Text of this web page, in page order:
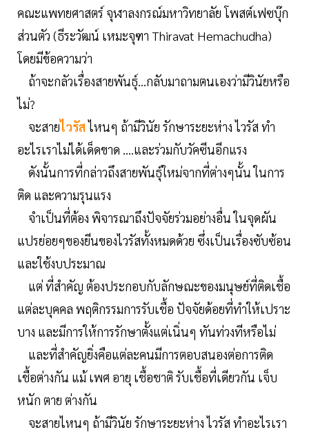
คณะแพทยศาสตร์ จุฬาลงกรณ์มหาวิทยาลัย โพสต์เฟซบุ๊ก
ส่วนตัว (ธีระวัฒน์ เหมะจุฑา Thiravat Hemachudha)
โดยมีข้อความว่า
ถ้าจะกลัวเรื่องสายพันธุ์...กลับมาถามตนเองว่ามีวินัยหรือ
ไม่?
จะสายไวรัสไหนๆ ถ้ามีวินัย รักษาระยะห่าง ไวรัส ทำ
อะไรเราไม่ได้เด็ดขาด ....และร่วมกับวัคซีนอีกแรง
ดังนั้นการที่กล่าวถึงสายพันธุ์ใหม่จากที่ต่างๆนั้น ในการ
ติด และความรุนแรง
จำเป็นที่ต้อง พิจารณาถึงปัจจัยร่วมอย่างอื่น ในจุดผัน
แปรย่อยๆของยีนของไวรัสทั้งหมดด้วย ซึ่งเป็นเรื่องซับซ้อน
และใช้งบประมาณ
แต่ ที่สำคัญ ต้องประกอบกับลักษณะของมนุษย์ที่ติดเชื้อ
แต่ละบุคคล พฤติกรรมการรับเชื้อ ปัจจัยด้อยที่ทำให้เปราะ
บาง และมีการให้การรักษาตั้งแต่เนิ่นๆ ทันท่วงทีหรือไม่
และที่สำคัญยิ่งคือแต่ละคนมีการตอบสนองต่อการติด
เชื้อต่างกัน แม้ เพศ อายุ เชื้อชาติ รับเชื้อที่เดียวกัน เจ็บ
หนัก ตาย ต่างกัน
จะสายไหนๆ ถ้ามีวินัย รักษาระยะห่าง ไวรัส ทำอะไรเรา